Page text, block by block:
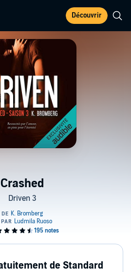
Découvrir
Crashed
Driven 3
de Standard